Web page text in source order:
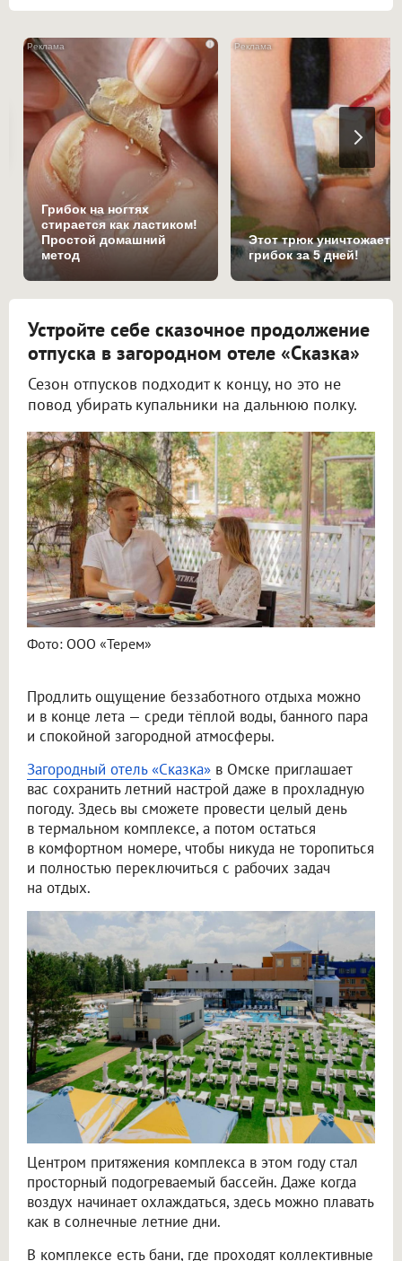
i
Грибок на ногтях
стирается как ластиком!
Простой домашний
метод
Этот трюк уничтожает
грибок за 5 дней!
Устройте себе сказочное продолжение
отпуска в загородном отеле «Сказка»
Сезон отпусков подходит к концу, но это не
повод убирать купальники на дальнюю полку.
Фото: ООО «Терем»
Продлить ощущение беззаботного отдыха можно
и в конце лета — среди тёплой воды, банного пара
и спокойной загородной атмосферы.
Загородный отель «Сказка» в Омске приглашает
вас сохранить летний настрой даже в прохладную
погоду. Здесь вы сможете провести целый день
в термальном комплексе, а потом остаться
в комфортном номере, чтобы никуда не торопиться
и полностью переключиться с рабочих задач
на отдых.
Центром притяжения комплекса в этом году стал
просторный подогреваемый бассейн. Даже когда
воздух начинает охлаждаться, здесь можно плавать
как в солнечные летние дни.
В комплексе есть бани, где проходят коллективные